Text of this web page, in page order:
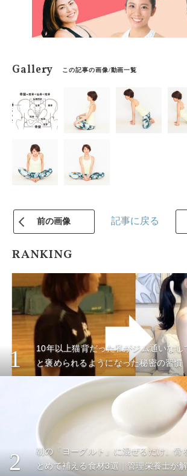
Gallery この記事の画像/動画一覧
前の画像 記事に戻る
RANKING
1
10年以上猫背だった私がジム通いなし
と褒められるようになった秘密の習慣
2
朝の「ヨーグルト」に混ぜるだけ。骨
とめて補える食材3選｜管理栄養士が